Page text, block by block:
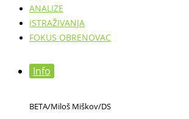
ANALIZE
ISTRAŽIVANJA
FOKUS OBRENOVAC
Info
BETA/Miloš Miškov/DS